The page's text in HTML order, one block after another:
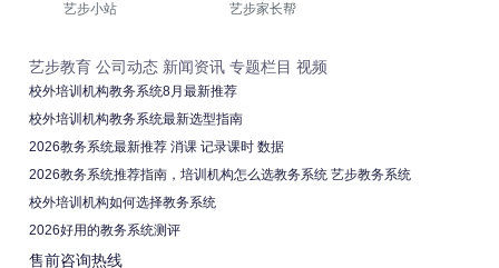
艺步小站 艺步家长帮
艺步教育 公司动态 新闻资讯 专题栏目 视频
校外培训机构教务系统8月最新推荐
校外培训机构教务系统最新选型指南
2026教务系统最新推荐 消课 记录课时 数据
2026教务系统推荐指南，培训机构怎么选教务系统 艺步教务系统
校外培训机构如何选择教务系统
2026好用的教务系统测评
售前咨询热线